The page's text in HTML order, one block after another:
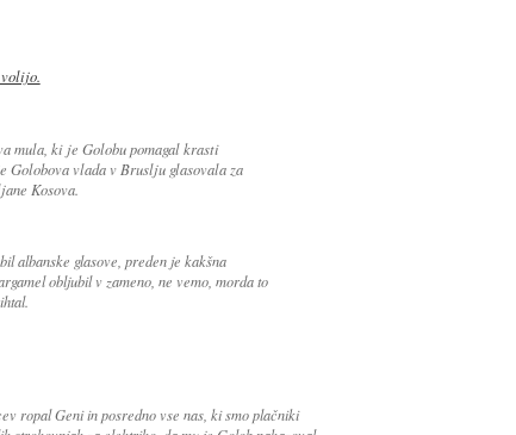
mula, ki je Golobu pomagal krasti
Golobova vlada v Bruslju glasovala za
Kosova.
albanske glasove, preden je kakšna
obljubil v zameno, ne vemo, morda to
ropal Geni in posredno vse nas, ki smo plačniki